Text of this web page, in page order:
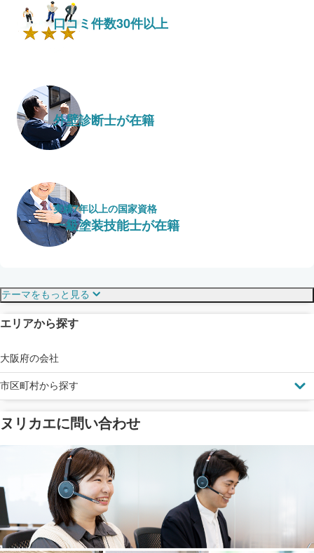
口コミ件数30件以上
外壁診断士が在籍
実績7年以上の国家資格
一級塗装技能士が在籍
塗料の​品質を​保証
メーカー保証
工事保険
見えにくい屋根も安心
ドローン診断
省エネ効果
断熱・遮熱塗料対応
雨漏り修繕
テーマをもっと見る
エリアから探す
大阪府の会社
市区町村から探す
ヌリカエに問い合わせ